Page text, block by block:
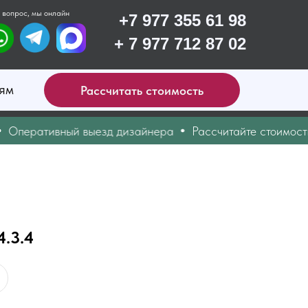
+7 977 355 61 98
мы онлайн
+ 7 977 712 87 02
Рассчитать стоимость
выезд дизайнера Рассчитайте стоимость